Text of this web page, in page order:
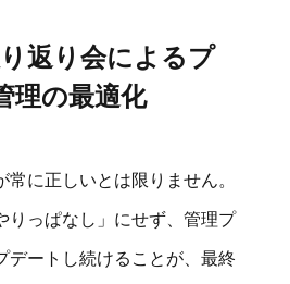
り返り会によるプ
理の最適化
に正しいとは限りません。
りっぱなし」にせず、管理プ
デートし続けることが、最終